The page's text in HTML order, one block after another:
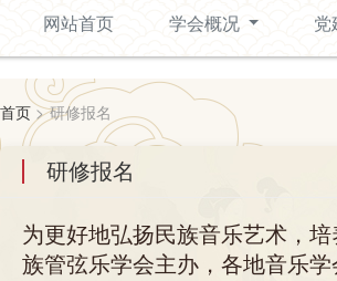
网站首页 学会概况 党
首页 > 研修报名
研修报名
为更好地弘扬民族音乐艺术，
族管弦乐学会主办，各地音乐